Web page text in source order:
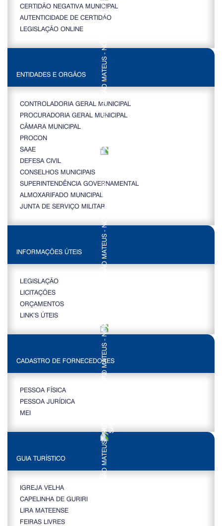
CERTIDÃO NEGATIVA MUNICIPAL
AUTENTICIDADE DE CERTIDÃO
LEGISLAÇÃO ONLINE
ENTIDADES E ORGÃOS
CONTROLADORIA GERAL MUNICIPAL
PROCURADORIA GERAL MUNICIPAL
CÂMARA MUNICIPAL
PROCON
SAAE
DEFESA CIVIL
CONSELHOS MUNICIPAIS
SUPERINTENDÊNCIA GOVERNAMENTAL
ALMOXARIFADO MUNICIPAL
JUNTA DE SERVIÇO MILITAR
INFORMAÇÕES ÚTEIS
LEGISLAÇÃO
LICITAÇÕES
ORÇAMENTOS
LINK’S ÚTEIS
CADASTRO DE FORNECEDORES
PESSOA FÍSICA
PESSOA JURÍDICA
MEI
GUIA TURÍSTICO
IGREJA VELHA
CAPELINHA DE GURIRI
LIRA MATEENSE
FEIRAS LIVRES